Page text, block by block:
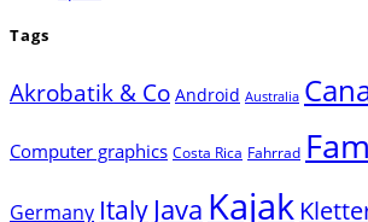
Tags
Akrobatik & Co Android Australia
Computer graphics Costa Rica Fahrrad
Germany Italy Java Kajak